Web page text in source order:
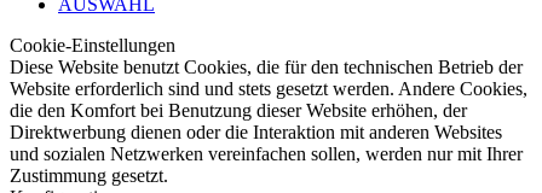
AUSWAHL
Cookie-Einstellungen
Diese Website benutzt Cookies, die für den technischen Betrieb der
Website erforderlich sind und stets gesetzt werden. Andere Cookies,
die den Komfort bei Benutzung dieser Website erhöhen, der
Direktwerbung dienen oder die Interaktion mit anderen Websites
und sozialen Netzwerken vereinfachen sollen, werden nur mit Ihrer
Zustimmung gesetzt.